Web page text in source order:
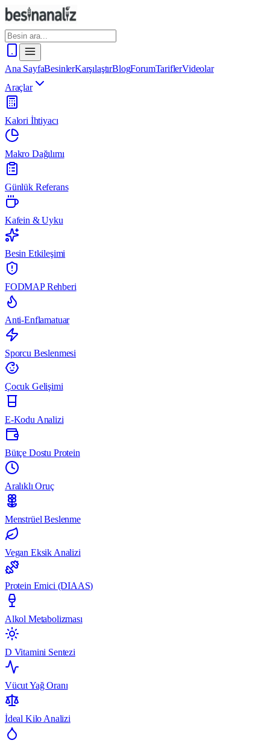
Ana SayfaBesinlerKarşılaştırBlogForumTariflerVideolar
Araçlar
Kalori İhtiyacı
Makro Dağılımı
Günlük Referans
Kafein & Uyku
Besin Etkileşimi
FODMAP Rehberi
Anti-Enflamatuar
Sporcu Beslenmesi
Çocuk Gelişimi
E-Kodu Analizi
Bütçe Dostu Protein
Aralıklı Oruç
Menstrüel Beslenme
Vegan Eksik Analizi
Protein Emici (DIAAS)
Alkol Metabolizması
D Vitamini Sentezi
Vücut Yağ Oranı
İdeal Kilo Analizi